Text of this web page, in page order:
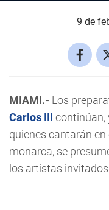
9 de
MIAMI.- Los
Carlos III continúan,
quienes cantarán en
monarca, se
los artistas